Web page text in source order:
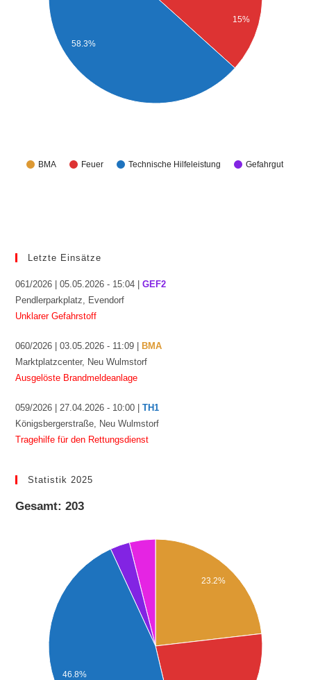
BMA Feuer Technische Hilfeleistung Gefahrgut
15%
58.3%
Letzte Einsätze
061/2026 | 05.05.2026 - 15:04 |GEF2
Pendlerparkplatz, Evendorf
Unklarer Gefahrstoff
060/2026 | 03.05.2026 - 11:09 |
BMA
Marktplatzcenter, Neu Wulmstorf
Ausgelöste Brandmeldeanlage
059/2026 | 27.04.2026 - 10:00 |TH1
Königsbergerstraße, Neu Wulmstorf
Tragehilfe für den Rettungsdienst
Statistik 2025
Gesamt: 203
23.2%
46.8%